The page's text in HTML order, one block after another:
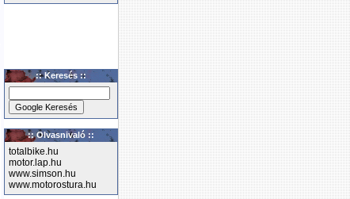
:: Keresés ::
:: Olvasnivaló ::
totalbike.hu
motor.lap.hu
www.simson.hu
www.motorostura.hu